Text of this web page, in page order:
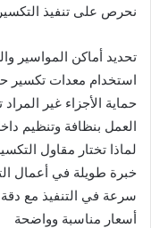
نحرص على تنفيذ
تحديد أماكن المواسير
استخدام معدات تكسير
حماية الأجزاء غير
العمل بنظافة وتنظيم
لماذا تختار مقاول
خبرة طويلة في أعمال
سرعة في التنفيذ مع دقة
أسعار مناسبة وواضحة